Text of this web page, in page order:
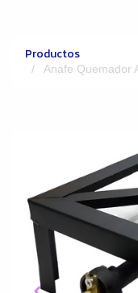
Productos
Anafe Quemador